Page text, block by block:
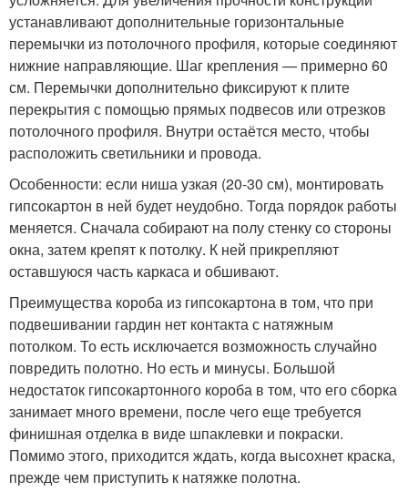
устанавливают дополнительные горизонтальные
перемычки из потолочного профиля, которые соединяют
нижние направляющие. Шаг крепления — примерно 60
см. Перемычки дополнительно фиксируют к плите
перекрытия с помощью прямых подвесов или отрезков
потолочного профиля. Внутри остаётся место, чтобы
расположить светильники и провода.
Особенности: если ниша узкая (20-30 см), монтировать
гипсокартон в ней будет неудобно. Тогда порядок работы
меняется. Сначала собирают на полу стенку со стороны
окна, затем крепят к потолку. К ней прикрепляют
оставшуюся часть каркаса и обшивают.
Преимущества короба из гипсокартона в том, что при
подвешивании гардин нет контакта с натяжным
потолком. То есть исключается возможность случайно
повредить полотно. Но есть и минусы. Большой
недостаток гипсокартонного короба в том, что его сборка
занимает много времени, после чего еще требуется
финишная отделка в виде шпаклевки и покраски.
Помимо этого, приходится ждать, когда высохнет краска,
прежде чем приступить к натяжке полотна.